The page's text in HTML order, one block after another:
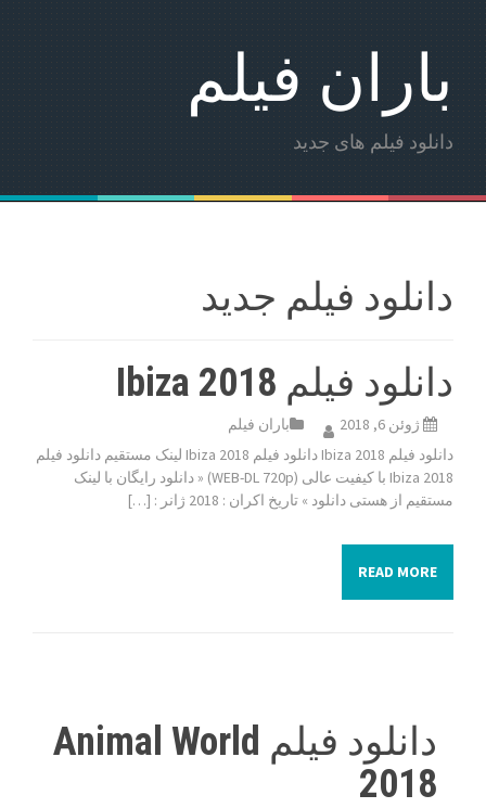
n
باران فیلم
دانلود فیلم های جدید
دانلود فیلم جدید
دانلود فیلم Ibiza 2018
ژوئن 6, 2018
باران فیلم
دانلود فیلم Ibiza 2018 دانلود فیلم Ibiza 2018 لینک مستقیم دانلود فیلم
Ibiza 2018 با کیفیت عالی (WEB-DL 720p) « دانلود رایگان با لینک
مستقیم از هستی دانلود » تاریخ اکران : 2018 ژانر : […]
READ MORE
دانلود فیلم Animal World
2018